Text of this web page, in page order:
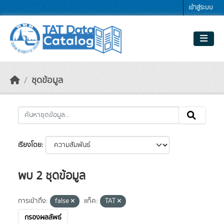
เข้าสู่ระบบ
ชุดข้อมูล
เรียงโดย
พบ 2 ชุดข้อมูล
การเข้าถึง: false แท็ค:
TAT
กรองผลลัพธ์